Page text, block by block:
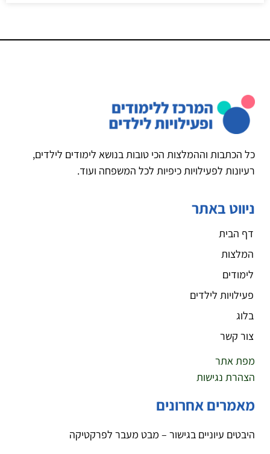
כל הכתבות וההמלצות הכי טובות בנושא לימודים לילדים,
רעיונות לפעילויות כיפיות לכל המשפחה ועוד.
ניווט באתר
דף הבית
המלצות
לימודים
פעילויות לילדים
בלוג
צור קשר
מפת אתר
הצהרת נגישות
מאמרים אחרונים
היבטים עיוניים בגישור – מבט מעבר לפרקטיקה